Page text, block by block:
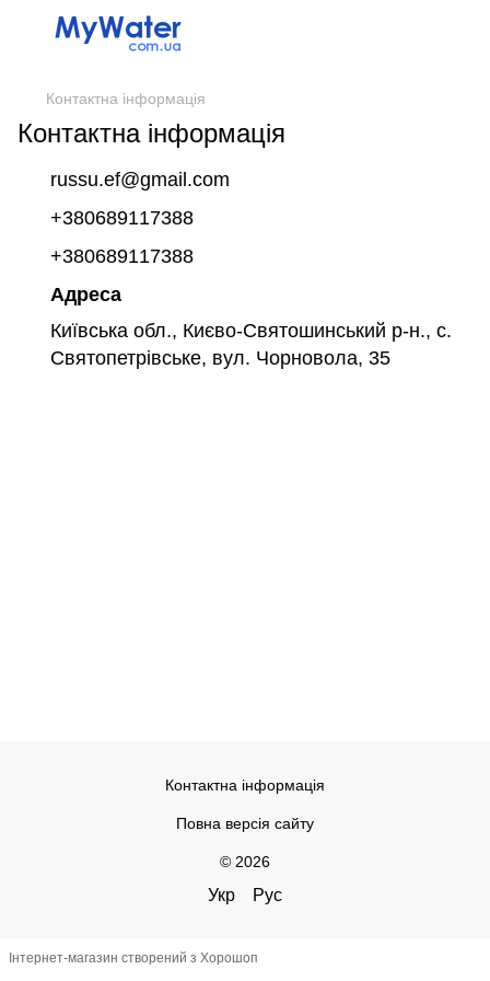
Контактна інформація
Контактна інформація
russu.ef@gmail.com
+380689117388
+380689117388
Адреса
Київська обл., Києво-Святошинський р-н., с.
Святопетрівське, вул. Чорновола, 35
Контактна інформація
Повна версія сайту
© 2026
Укр Рус
Інтернет-магазин створений з Хорошоп